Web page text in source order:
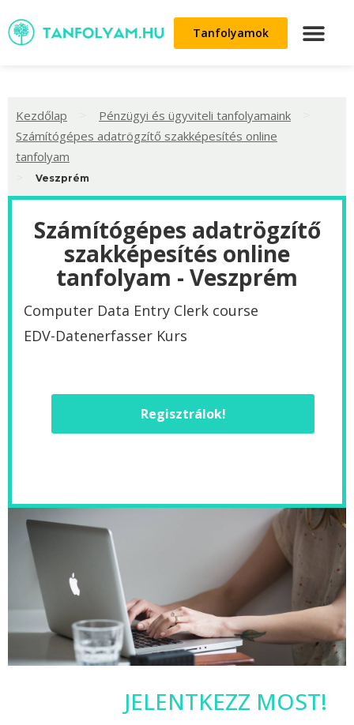
Tanfolyamok
Kezdőlap Pénzügyi és ügyviteli tanfolyamaink
Számítógépes adatrögzítő szakképesítés online
tanfolyam
Veszprém
Számítógépes adatrögzítő
szakképesítés online
tanfolyam - Veszprém
Computer Data Entry Clerk course
EDV-Datenerfasser Kurs
Regisztrálok!
JELENTKEZZ MOST!